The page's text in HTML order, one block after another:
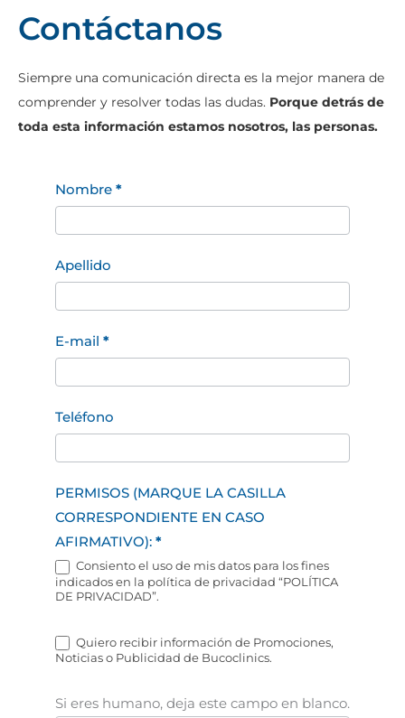
Contáctanos
Siempre una comunicación directa es la mejor manera de
comprender y resolver todas las dudas. Porque detrás de
toda esta información estamos nosotros, las personas.
Contacto
Nombre *
Apellido
E-mail *
Teléfono
PERMISOS (MARQUE LA CASILLA
CORRESPONDIENTE EN CASO
AFIRMATIVO): *
Consiento el uso de mis datos para los fines
indicados en la política de privacidad “POLÍTICA
DE PRIVACIDAD”.
Quiero recibir información de Promociones,
Noticias o Publicidad de Bucoclinics.
Si eres humano, deja este campo en blanco.